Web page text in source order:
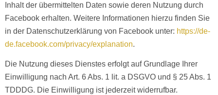
Inhalt der übermittelten Daten sowie deren Nutzung durch
Facebook erhalten. Weitere Informationen hierzu finden Sie
in der Datenschutzerklärung von Facebook unter: https://de-
de.facebook.com/privacy/explanation.
Die Nutzung dieses Dienstes erfolgt auf Grundlage Ihrer
Einwilligung nach Art. 6 Abs. 1 lit. a DSGVO und § 25 Abs. 1
TDDDG. Die Einwilligung ist jederzeit widerrufbar.